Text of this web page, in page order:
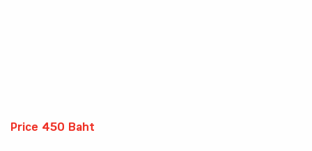
Price 450 Baht